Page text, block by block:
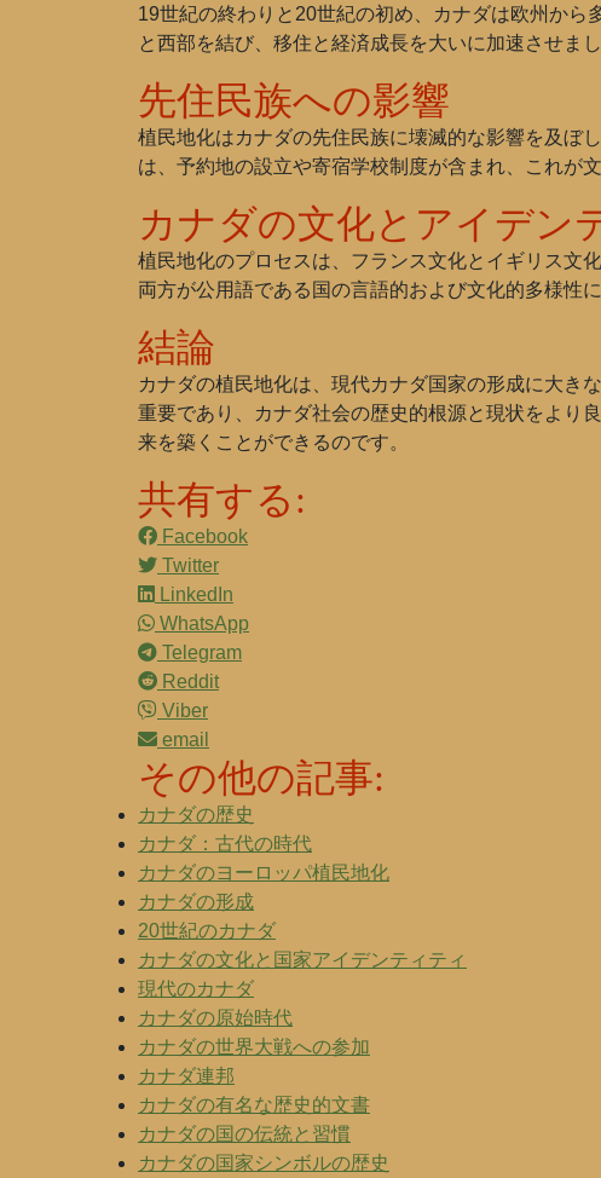
19世紀の終わりと20世紀の初め、カナダは欧州か
と西部を結び、移住と経済成長を大いに加速させまし
先住民族への影響
植民地化はカナダの先住民族に壊滅的な影響を及ぼ
は、予約地の設立や寄宿学校制度が含まれ、これが
カナダの文化とアイデン
植民地化のプロセスは、フランス文化とイギリス文
両方が公用語である国の言語的および文化的多様性
結論
カナダの植民地化は、現代カナダ国家の形成に大き
重要であり、カナダ社会の歴史的根源と現状をより
来を築くことができるのです。
共有する:
Facebook
Twitter
LinkedIn
WhatsApp
Telegram
Reddit
Viber
email
その他の記事:
カナダの歴史
カナダ：古代の時代
カナダのヨーロッパ植民地化
カナダの形成
20世紀のカナダ
カナダの文化と国家アイデンティティ
現代のカナダ
カナダの原始時代
カナダの世界大戦への参加
カナダ連邦
カナダの有名な歴史的文書
カナダの国の伝統と習慣
カナダの国家シンボルの歴史